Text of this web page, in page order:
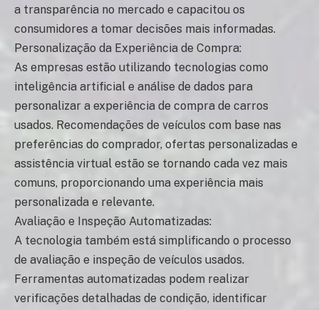
a transparência no mercado e capacitou os
consumidores a tomar decisões mais informadas.
Personalização da Experiência de Compra:
As empresas estão utilizando tecnologias como
inteligência artificial e análise de dados para
personalizar a experiência de compra de carros
usados. Recomendações de veículos com base nas
preferências do comprador, ofertas personalizadas e
assistência virtual estão se tornando cada vez mais
comuns, proporcionando uma experiência mais
personalizada e relevante.
Avaliação e Inspeção Automatizadas:
A tecnologia também está simplificando o processo
de avaliação e inspeção de veículos usados.
Ferramentas automatizadas podem realizar
verificações detalhadas de condição, identificar